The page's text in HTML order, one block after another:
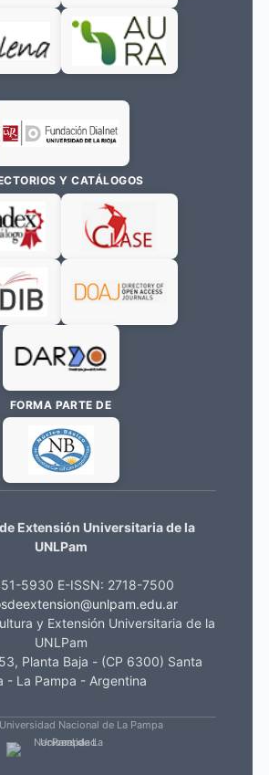
Y CATÁLOGOS
FORMA PARTE DE
Extensión Universitaria de la
UNLPam
5930 E-ISSN: 2718-7500
y Extensión Universitaria de la
UNLPam
Planta Baja - (CP 6300) Santa
- La Pampa - Argentina
Nacional de La Pampa